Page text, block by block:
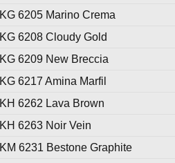
KG 6205 Marino Crema
KG 6208 Cloudy Gold
KG 6209 New Breccia
KG 6217 Amina Marfil
KH 6262 Lava Brown
KH 6263 Noir Vein
KM 6231 Bestone Graphite